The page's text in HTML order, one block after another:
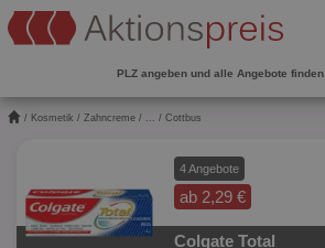
PLZ angeben und alle Angebote finden
/ Kosmetik / Zahncreme / ... / Cottbus
4 Angebote
ab 2,29 €
Colgate Total